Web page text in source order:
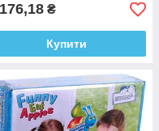
₴
Купити